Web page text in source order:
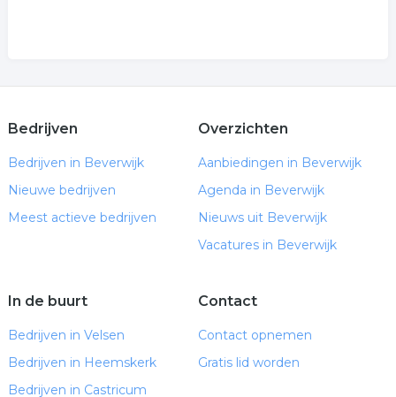
Bedrijven
Bedrijven in Beverwijk
Nieuwe bedrijven
Meest actieve bedrijven
Overzichten
Aanbiedingen in Beverwijk
Agenda in Beverwijk
Nieuws uit Beverwijk
Vacatures in Beverwijk
In de buurt
Bedrijven in Velsen
Bedrijven in Heemskerk
Bedrijven in Castricum
Contact
Contact opnemen
Gratis lid worden